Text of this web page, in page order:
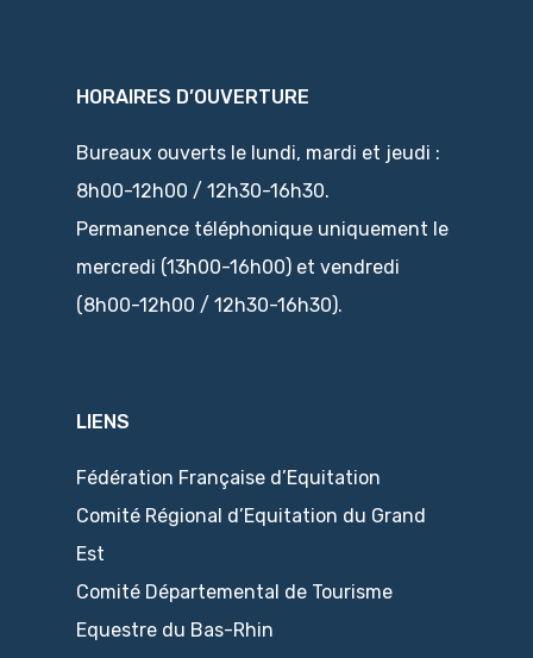
HORAIRES D’OUVERTURE
Bureaux ouverts le lundi, mardi et jeudi :
8h00-12h00 / 12h30-16h30.
Permanence téléphonique uniquement le
mercredi (13h00-16h00) et vendredi
(8h00-12h00 / 12h30-16h30).
LIENS
Fédération Française d’Equitation
Comité Régional d’Equitation du Grand
Est
Comité Départemental de Tourisme
Equestre du Bas-Rhin